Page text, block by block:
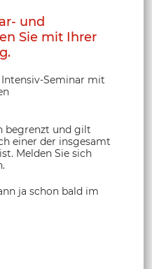
und
Sie mit Ihrer
Seminar mit
begrenzt und gilt
einer der insgesamt
Melden Sie sich
ja schon bald im